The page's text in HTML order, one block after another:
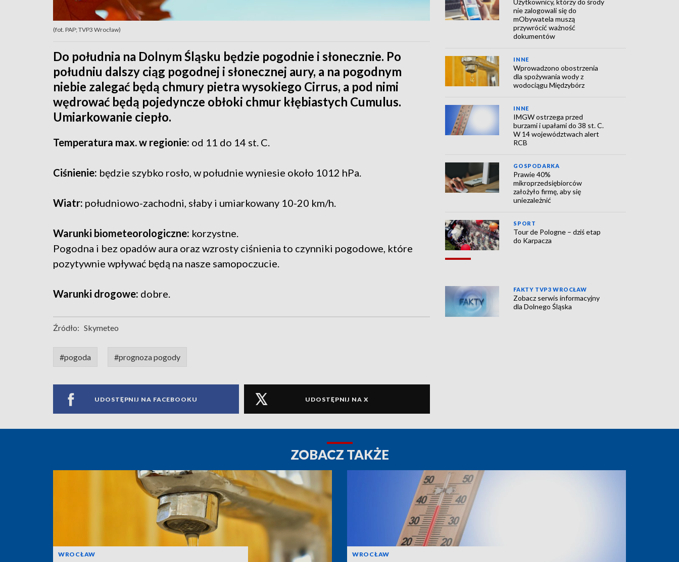
(fot. PAP; TVP3 Wrocław)
Do południa na Dolnym Śląsku będzie pogodnie i słonecznie. Po
południu dalszy ciąg pogodnej i słonecznej aury, a na pogodnym
niebie zalegać będą chmury pietra wysokiego Cirrus, a pod nimi
wędrować będą pojedyncze obłoki chmur kłębiastych Cumulus.
Umiarkowanie ciepło.
Temperatura max. w regionie: od 11 do 14 st. C.
Ciśnienie: będzie szybko rosło, w południe wyniesie około 1012 hPa.
Wiatr: południowo-zachodni, słaby i umiarkowany 10-20 km/h.
Warunki biometeorologiczne: korzystne.
Pogodna i bez opadów aura oraz wzrosty ciśnienia to czynniki pogodowe, które
pozytywnie wpływać będą na nasze samopoczucie.
Warunki drogowe: dobre.
Źródło: Skymeteo
#pogoda #prognoza pogody
UDOSTĘPNIJ NA FACEBOOKU UDOSTĘPNIJ NA X
nie zalogowali się do
mObywatela muszą
przywrócić ważność
dokumentów
INNE
Wprowadzono obostrzenia
dla spożywania wody z
wodociągu Międzybórz
INNE
IMGW ostrzega przed
burzami i upałami do 38 st. C.
W 14 województwach alert
RCB
GOSPODARKA
Prawie 40%
mikroprzedsiębiorców
założyło firmę, aby się
uniezależnić
SPORT
Tour de Pologne – dziś etap
do Karpacza
FAKTY TVP3 WROCŁAW
Zobacz serwis informacyjny
dla Dolnego Śląska
ZOBACZ TAKŻE
WROCŁAW WROCŁAW